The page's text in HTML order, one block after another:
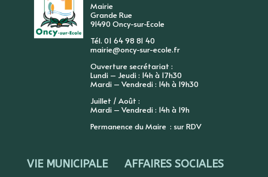
Mairie
Grande Rue
91490 Oncy-sur-Ecole
Tél. 01 64 98 81 40
mairie@oncy-sur-ecole.fr
Ouverture secrétariat :
Lundi – Jeudi : 14h à 17h30
Mardi – Vendredi : 14h à 19h30
Juillet / Août :
Mardi – Vendredi : 14h à 19h
Permanence du Maire : sur RDV
VIE MUNICIPALE AFFAIRES SOCIALES